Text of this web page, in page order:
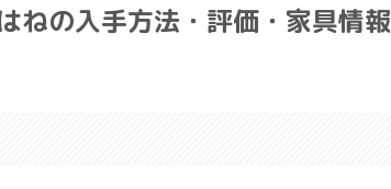
ねの入手方法・評価・家具情報